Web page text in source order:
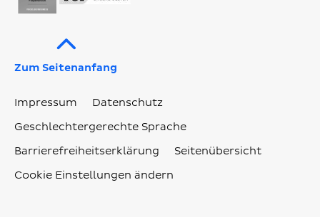
Zum Seitenanfang
Impressum
Datenschutz
Geschlechtergerechte Sprache
Barrierefreiheitserklärung
Seitenübersicht
Cookie Einstellungen ändern